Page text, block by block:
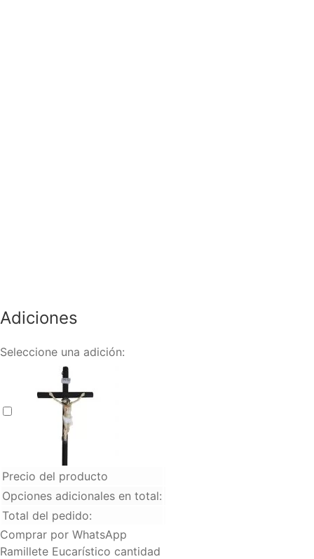
Adiciones
Seleccione una adición:
Precio del producto
Opciones adicionales en total:
Total del pedido:
Comprar por WhatsApp
Ramillete Eucarístico cantidad